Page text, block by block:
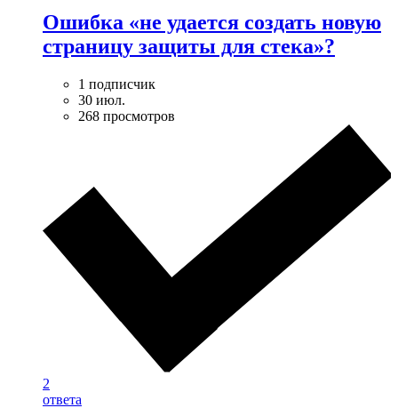
Ошибка «не удается создать новую
страницу защиты для стека»?
1 подписчик
30 июл.
268 просмотров
2
ответа